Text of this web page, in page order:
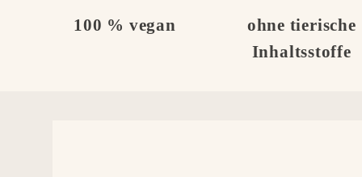
100 % vegan
ohne tierische
Inhaltsstoffe